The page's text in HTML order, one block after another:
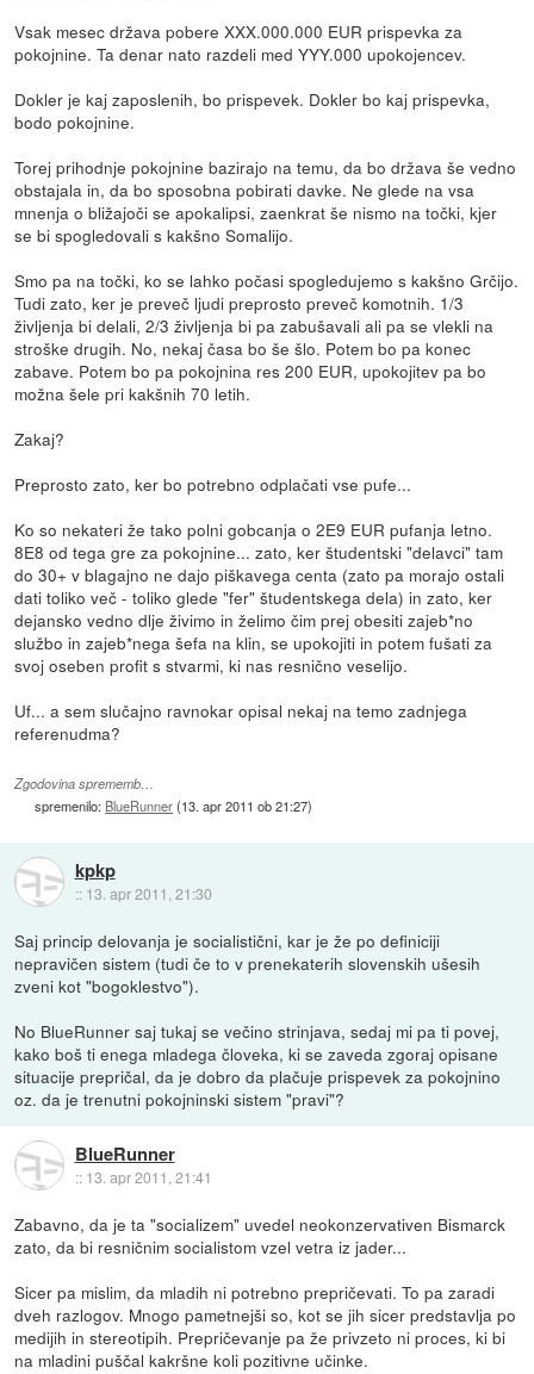
Vsak mesec država pobere XXX.000.000 EUR prispevka za
pokojnine. Ta denar nato razdeli med YYY.000 upokojencev.
Dokler je kaj zaposlenih, bo prispevek. Dokler bo kaj prispevka,
bodo pokojnine.
Torej prihodnje pokojnine bazirajo na temu, da bo država še vedno
obstajala in, da bo sposobna pobirati davke. Ne glede na vsa
mnenja o bližajoči se apokalipsi, zaenkrat še nismo na točki, kjer
se bi spogledovali s kakšno Somalijo.
Smo pa na točki, ko se lahko počasi spogledujemo s kakšno Grčijo.
Tudi zato, ker je preveč ljudi preprosto preveč komotnih. 1/3
življenja bi delali, 2/3 življenja bi pa zabušavali ali pa se vlekli na
stroške drugih. No, nekaj časa bo še šlo. Potem bo pa konec
zabave. Potem bo pa pokojnina res 200 EUR, upokojitev pa bo
možna šele pri kakšnih 70 letih.
Zakaj?
Preprosto zato, ker bo potrebno odplačati vse pufe...
Ko so nekateri že tako polni gobcanja o 2E9 EUR pufanja letno.
8E8 od tega gre za pokojnine... zato, ker študentski "delavci" tam
do 30+ v blagajno ne dajo piškavega centa (zato pa morajo ostali
dati toliko več - toliko glede "fer" študentskega dela) in zato, ker
dejansko vedno dlje živimo in želimo čim prej obesiti zajeb*no
službo in zajeb*nega šefa na klin, se upokojiti in potem fušati za
svoj oseben profit s stvarmi, ki nas resnično veselijo.
Uf... a sem slučajno ravnokar opisal nekaj na temo zadnjega
referenudma?
Zgodovina sprememb…
spremenilo: BlueRunner(13. apr 2011 ob 21:27)
kpkp
:: 13. apr 2011, 21:30
Saj princip delovanja je socialistični, kar je že po definiciji
nepravičen sistem (tudi če to v prenekaterih slovenskih ušesih
zveni kot "bogoklestvo").
No BlueRunner saj tukaj se večino strinjava, sedaj mi pa ti povej,
kako boš ti enega mladega človeka, ki se zaveda zgoraj opisane
situacije prepričal, da je dobro da plačuje prispevek za pokojnino
oz. da je trenutni pokojninski sistem "pravi"?
BlueRunner
:: 13. apr 2011, 21:41
Zabavno, da je ta "socializem" uvedel neokonzervativen Bismarck
zato, da bi resničnim socialistom vzel vetra iz jader...
Sicer pa mislim, da mladih ni potrebno prepričevati. To pa zaradi
dveh razlogov. Mnogo pametnejši so, kot se jih sicer predstavlja po
medijih in stereotipih. Prepričevanje pa že privzeto ni proces, ki bi
na mladini puščal kakršne koli pozitivne učinke.